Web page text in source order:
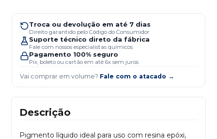
Troca ou devolução em até 7 dias
Direito garantido pelo Código do Consumidor
Suporte técnico direto da fábrica
Fale com nossos especialistas químicos
Pagamento 100% seguro
Pix, boleto ou cartão em até 6x sem juros
Vai comprar em volume? Fale com o atacado →
Descrição
Pigmento líquido ideal para uso com resina epóxi,